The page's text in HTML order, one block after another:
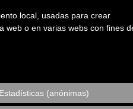
local, usadas para crear
web o en varias webs con fines
Estadísticas (anónimas)